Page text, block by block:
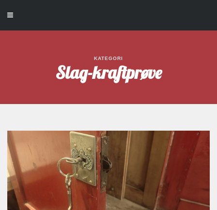
KATEGORI
Slag-kraftprøve